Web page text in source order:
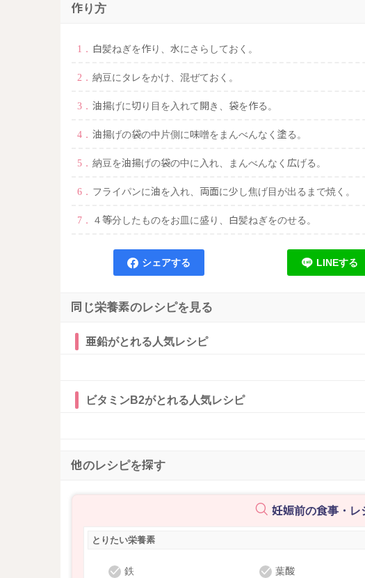
作り方
白髪ねぎを作り、水にさらしておく。
納豆にタレをかけ、混ぜておく。
油揚げに切り目を入れて開き、袋を作る。
油揚げの袋の中片側に味噌をまんべんなく塗る。
納豆を油揚げの袋の中に入れ、まんべんなく広げる。
フライパンに油を入れ、両面に少し焦げ目が出るまで焼く。
４等分したものをお皿に盛り、白髪ねぎをのせる。
シェアする LINEする
同じ栄養素のレシピを見る
亜鉛がとれる人気レシピ
ビタミンB2がとれる人気レシピ
他のレシピを探す
妊娠前の食事・レ
とりたい栄養素
鉄 葉酸